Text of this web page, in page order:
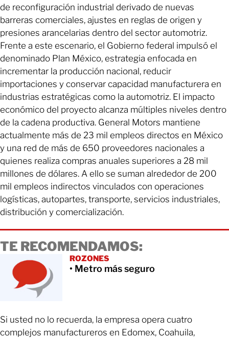
de reconfiguración industrial derivado de nuevas
barreras comerciales, ajustes en reglas de origen y
presiones arancelarias dentro del sector automotriz.
Frente a este escenario, el Gobierno federal impulsó el
denominado Plan México, estrategia enfocada en
incrementar la producción nacional, reducir
importaciones y conservar capacidad manufacturera en
industrias estratégicas como la automotriz. El impacto
económico del proyecto alcanza múltiples niveles dentro
de la cadena productiva. General Motors mantiene
actualmente más de 23 mil empleos directos en México
y una red de más de 650 proveedores nacionales a
quienes realiza compras anuales superiores a 28 mil
millones de dólares. A ello se suman alrededor de 200
mil empleos indirectos vinculados con operaciones
logísticas, autopartes, transporte, servicios industriales,
distribución y comercialización.
TE RECOMENDAMOS:
ROZONES
• Metro más seguro
Si usted no lo recuerda, la empresa opera cuatro
complejos manufactureros en Edomex, Coahuila,